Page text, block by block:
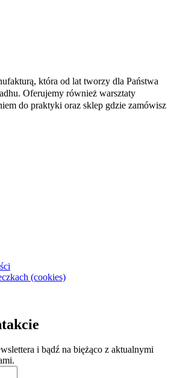
która od lat tworzy dla Państwa
Oferujemy również warsztaty
do praktyki oraz sklep gdzie zamówisz
(cookies)
i bądź na biężąco z aktualnymi